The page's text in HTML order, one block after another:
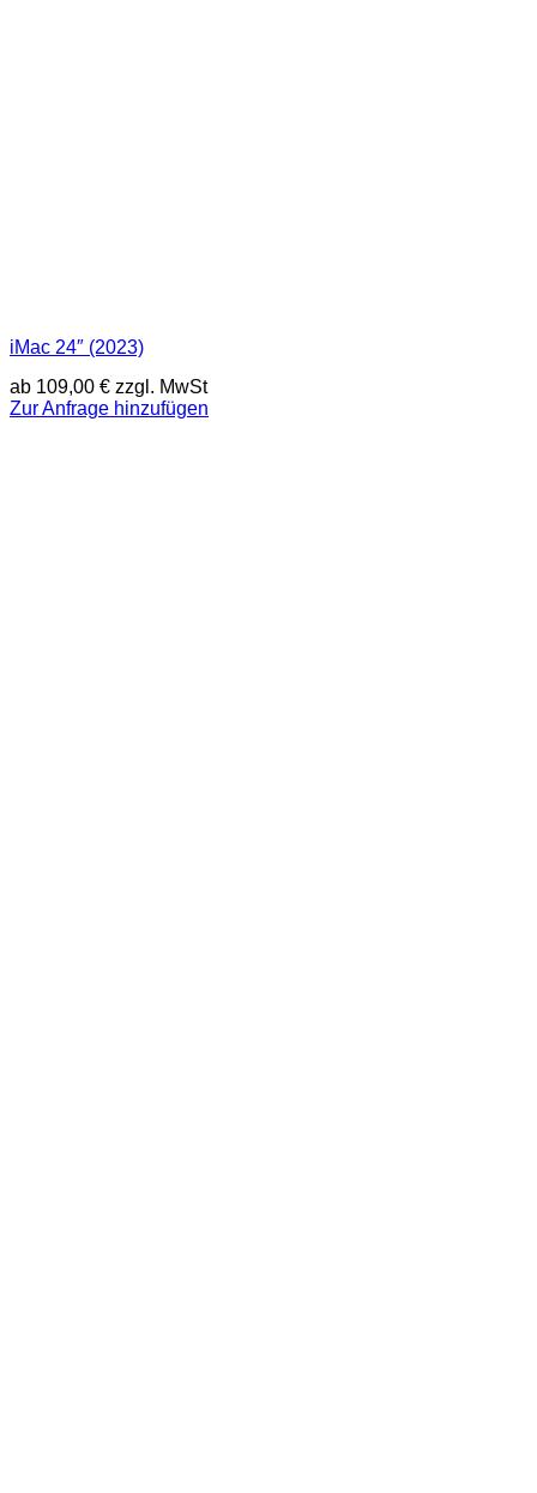
iMac 24″ (2023)
ab 109,00 € zzgl. MwSt
Zur Anfrage hinzufügen